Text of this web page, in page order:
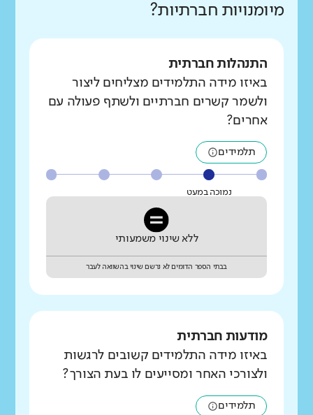
מיומנויות חברתיות?
התנהלות חברתית
באיזו מידה התלמידים מצליחים ליצור
ולשמר קשרים חברתיים ולשתף פעולה עם
אחרים?
תלמידים
נמוכה במעט
ללא שינוי משמעותי
בבתי הספר הדומים לא נרשם שינוי בהשוואה לעבר
מודעות חברתית
באיזו מידה התלמידים קשובים לרגשות
ולצורכי האחר ומסייעים לו בעת הצורך?
תלמידים